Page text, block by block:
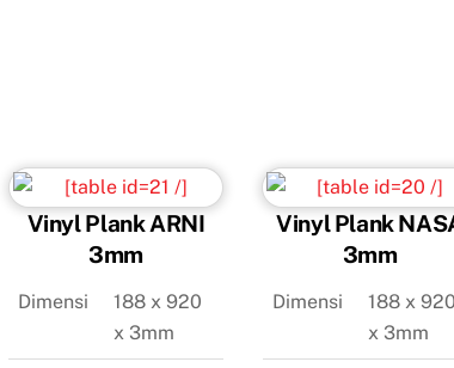
Vinyl Plank ARNI
3mm
Dimensi
188 x 920
x 3mm
Vinyl Plank
3mm
Dimensi
188 x 920
x 3mm